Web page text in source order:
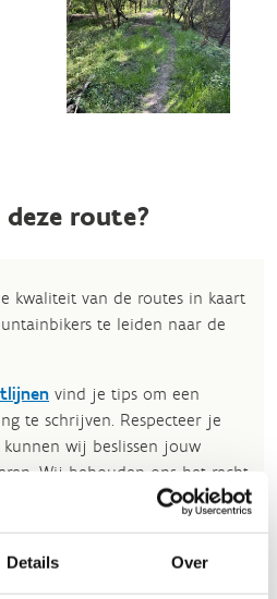
Details Over
route?
kwaliteit van de routes in kaart
te leiden naar de
vind je tips om een
te schrijven. Respecteer je
wij beslissen jouw
Wij behouden ons het recht
bijvoorbeeld om taalfouten